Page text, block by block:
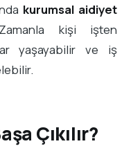
kurumsal aidiyet
kişi işten
yaşayabilir ve iş
Çıkılır?